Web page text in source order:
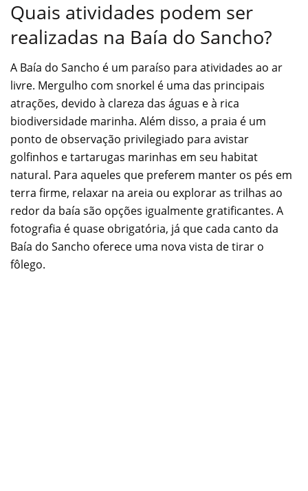
Quais atividades podem ser
realizadas na Baía do Sancho?
A Baía do Sancho é um paraíso para atividades ao ar
livre. Mergulho com snorkel é uma das principais
atrações, devido à clareza das águas e à rica
biodiversidade marinha. Além disso, a praia é um
ponto de observação privilegiado para avistar
golfinhos e tartarugas marinhas em seu habitat
natural. Para aqueles que preferem manter os pés em
terra firme, relaxar na areia ou explorar as trilhas ao
redor da baía são opções igualmente gratificantes. A
fotografia é quase obrigatória, já que cada canto da
Baía do Sancho oferece uma nova vista de tirar o
fôlego.